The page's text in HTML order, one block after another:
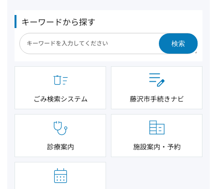
キーワードから探す
検索
ごみ検索システム 藤沢市手続きナビ
診療案内 施設案内・予約